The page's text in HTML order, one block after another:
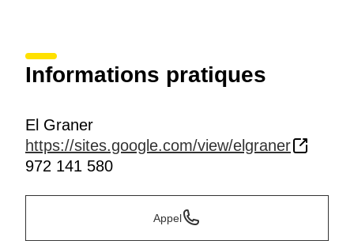
Informations pratiques
El Graner
https://sites.google.com/view/elgraner
972 141 580
Appel